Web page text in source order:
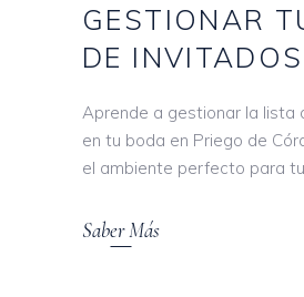
GESTIONAR
DE INVITADOS
Aprende a gestionar la lista
en tu boda en Priego de
el ambiente perfecto para
Saber Más